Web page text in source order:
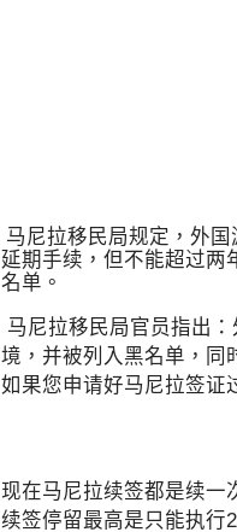
马尼拉移民局规定，外
延期手续，但不能超过两
名单。
马尼拉移民局官员指出
境，并被列入黑名单，同
如果您申请好马尼拉签证
现在马尼拉续签都是续一
续签停留最高是只能执行